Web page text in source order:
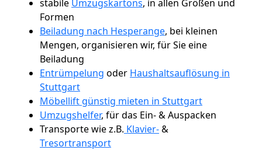
stabile Umzugskartons, in allen Größen und
Formen
Beiladung nach Hesperange, bei kleinen
Mengen, organisieren wir, für Sie eine
Beiladung
Entrümpelung oder Haushaltsauflösung in
Stuttgart
Möbellift günstig mieten in Stuttgart
Umzugshelfer, für das Ein- & Auspacken
Transporte wie z.B. Klavier-&
Tresortransport